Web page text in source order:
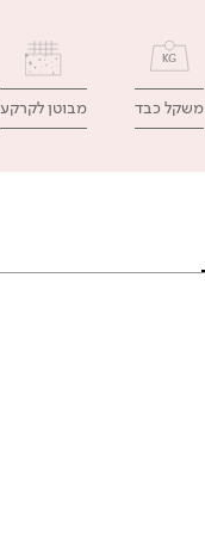
משקל כבד מבוטן לקרקע